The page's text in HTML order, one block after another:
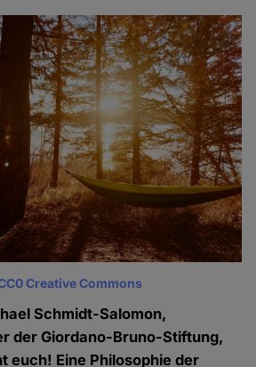
Creative Commons
Schmidt-Salomon,
der Giordano-Bruno-Stiftung,
euch! Eine Philosophie der